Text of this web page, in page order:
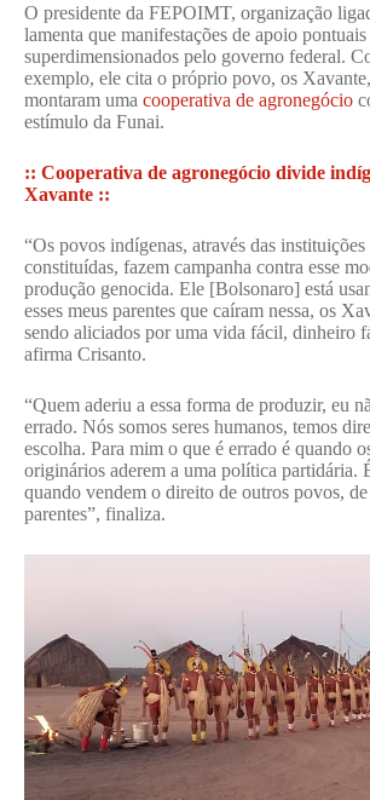
O presidente da FEPOIMT, organização
lamenta que manifestações de apoio pontuais
superdimensionados pelo governo federal.
exemplo, ele cita o próprio povo, os
montaram uma cooperativa de agronegócio
estímulo da Funai.
:: Cooperativa de agronegócio divide
Xavante ::
“Os povos indígenas, através das instituições
constituídas, fazem campanha contra esse
produção genocida. Ele [Bolsonaro] está
esses meus parentes que caíram nessa, os
sendo aliciados por uma vida fácil, dinheiro
afirma Crisanto.
“Quem aderiu a essa forma de produzir, eu
errado. Nós somos seres humanos, temos
escolha. Para mim o que é errado é quando
originários aderem a uma política partidária.
quando vendem o direito de outros povos, de
parentes”, finaliza.